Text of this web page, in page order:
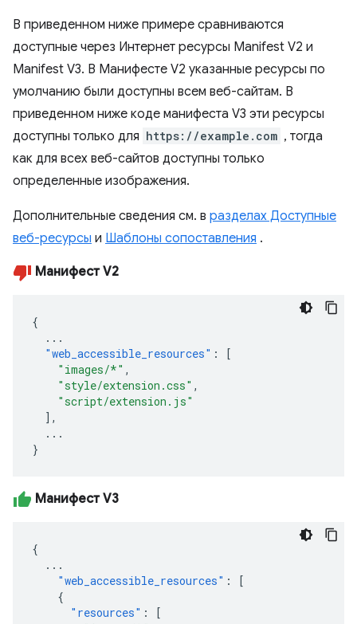
В приведенном ниже примере сравниваются
доступные через Интернет ресурсы Manifest V2 и
Manifest V3. В Манифесте V2 указанные ресурсы по
умолчанию были доступны всем веб-сайтам. В
приведенном ниже коде манифеста V3 эти ресурсы
доступны только для https://example.com , тогда
как для всех веб-сайтов доступны только
определенные изображения.
Дополнительные сведения см. в разделах Доступные
веб-ресурсы и Шаблоны сопоставления .
Манифест V2
{
...
"web_accessible_resources" :
[
"images/*" ,
"style/extension.css" ,
"script/extension.js"
],
...
}
Манифест V3
{
...
"web_accessible_resources" :
[
{
"resources" :
[